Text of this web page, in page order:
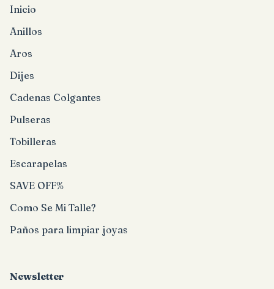
Inicio
Anillos
Aros
Dijes
Cadenas Colgantes
Pulseras
Tobilleras
Escarapelas
SAVE OFF%
Como Se Mi Talle?
Paños para limpiar joyas
Newsletter